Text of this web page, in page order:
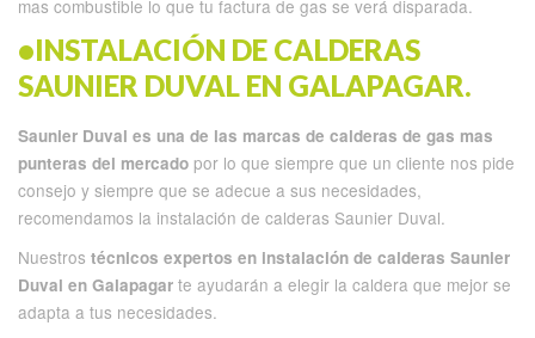
mas combustible lo que tu factura de gas se verá disparada.
•INSTALACIÓN DE CALDERAS
SAUNIER DUVAL EN GALAPAGAR.
Saunier Duval es una de las marcas de calderas de gas mas
punteras del mercado por lo que siempre que un cliente nos pide
consejo y siempre que se adecue a sus necesidades,
recomendamos la instalación de calderas Saunier Duval.
Nuestros técnicos expertos en instalación de calderas Saunier
Duval en Galapagar te ayudarán a elegir la caldera que mejor se
adapta a tus necesidades.